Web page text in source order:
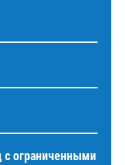
ограниченными